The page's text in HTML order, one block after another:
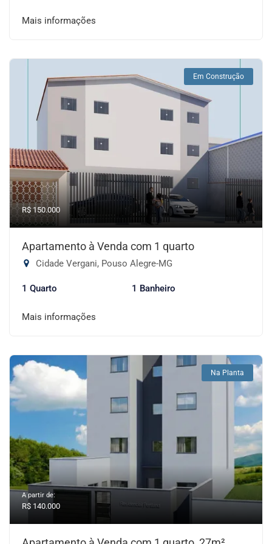
Mais informações
Em Construção
R$ 150.000
Apartamento à Venda com 1 quarto
Cidade Vergani, Pouso Alegre-MG
1 Quarto 1 Banheiro
Mais informações
Na Planta
A partir de:
R$ 140.000